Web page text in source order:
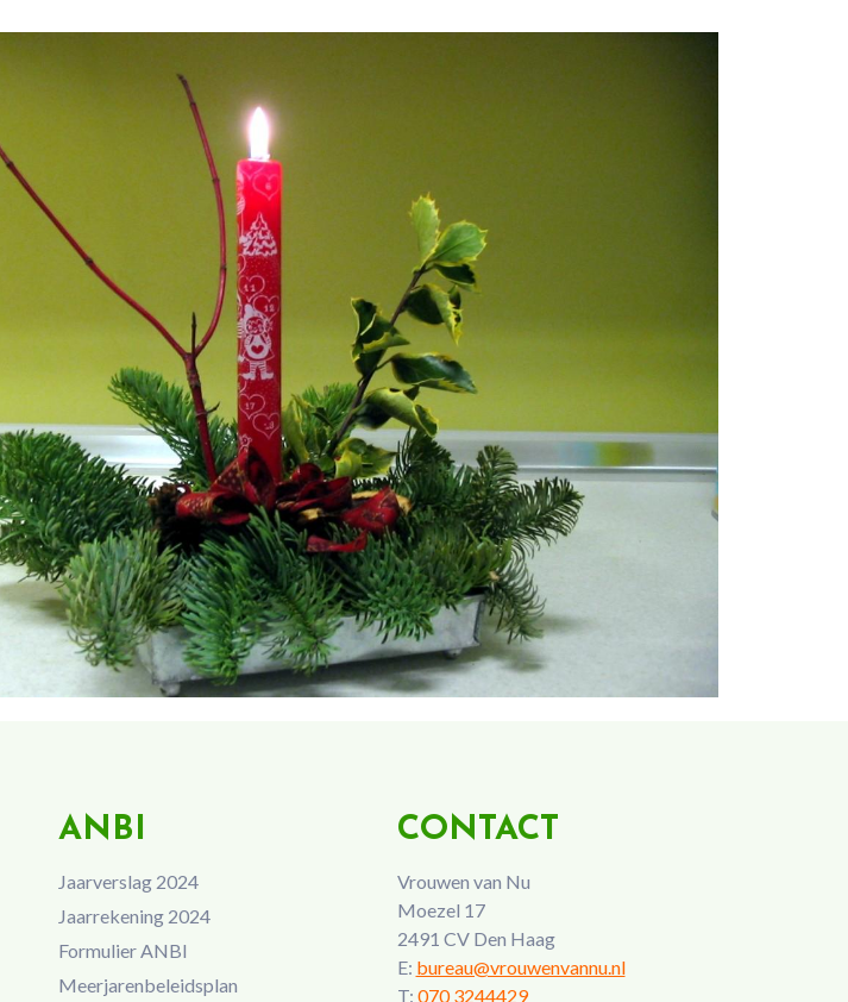
ANBI
Jaarverslag 2024
Jaarrekening 2024
Formulier ANBI
Meerjarenbeleidsplan
CONTACT
Vrouwen van Nu
Moezel 17
2491 CV Den Haag
E: bureau@vrouwenvannu.nl
T: 070 3244429